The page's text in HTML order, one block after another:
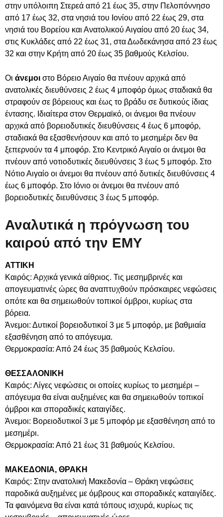
στην υπόλοιπη Στερεά από 21 έως 35, στην Πελοπόννησο
από 17 έως 32, στα νησιά του Ιονίου από 22 έως 29, στα
νησιά του Βορείου και Ανατολικού Αιγαίου από 20 έως 34,
στις Κυκλάδες από 22 έως 31, στα Δωδεκάνησα από 23 έως
32 και στην Κρήτη από 20 έως 35 βαθμούς Κελσίου.
Οι άνεμοι στο Βόρειο Αιγαίο θα πνέουν αρχικά από
ανατολικές διευθύνσεις 2 έως 4 μποφόρ όμως σταδιακά θα
στραφούν σε βόρειους και έως το βράδυ σε δυτικούς ίδιας
έντασης. Ιδιαίτερα στον Θερμαϊκό, οι άνεμοι θα πνέουν
αρχικά από βορειοδυτικές διευθύνσεις 4 έως 6 μποφόρ,
σταδιακά θα εξασθενήσουν και από το μεσημέρι δεν θα
ξεπερνούν τα 4 μποφόρ. Στο Κεντρικό Αιγαίο οι άνεμοι θα
πνέουν από νοτιοδυτικές διευθύνσεις 3 έως 5 μποφόρ. Στο
Νότιο Αιγαίο οι άνεμοι θα πνέουν από δυτικές διευθύνσεις 4
έως 6 μποφόρ. Στο Ιόνιο οι άνεμοι θα πνέουν από
βορειοδυτικές διευθύνσεις 3 έως 5 μποφόρ.
Αναλυτικά η πρόγνωση του
καιρού από την ΕΜΥ
ΑΤΤΙΚΗ
Καιρός: Αρχικά γενικά αίθριος. Τις μεσημβρινές και
απογευματινές ώρες θα αναπτυχθούν πρόσκαιρες νεφώσεις
οπότε και θα σημειωθούν τοπικοί όμβροι, κυρίως στα
βόρεια.
Άνεμοι: Δυτικοί βορειοδυτικοί 3 με 5 μποφόρ, με βαθμιαία
εξασθένηση από το απόγευμα.
Θερμοκρασία: Από 24 έως 35 βαθμούς Κελσίου.
ΘΕΣΣΑΛΟΝΙΚΗ
Καιρός: Λίγες νεφώσεις οι οποίες κυρίως το μεσημέρι –
απόγευμα θα είναι αυξημένες και θα σημειωθούν τοπικοί
όμβροι και σποραδικές καταιγίδες.
Άνεμοι: Βορειοδυτικοί 3 με 5 μποφόρ με εξασθένηση από το
μεσημέρι.
Θερμοκρασία: Από 21 έως 31 βαθμούς Κελσίου.
ΜΑΚΕΔΟΝΙΑ, ΘΡΑΚΗ
Καιρός: Στην ανατολική Μακεδονία – Θράκη νεφώσεις
παροδικά αυξημένες με όμβρους και σποραδικές καταιγίδες.
Τα φαινόμενα θα είναι κατά τόπους ισχυρά, κυρίως τις